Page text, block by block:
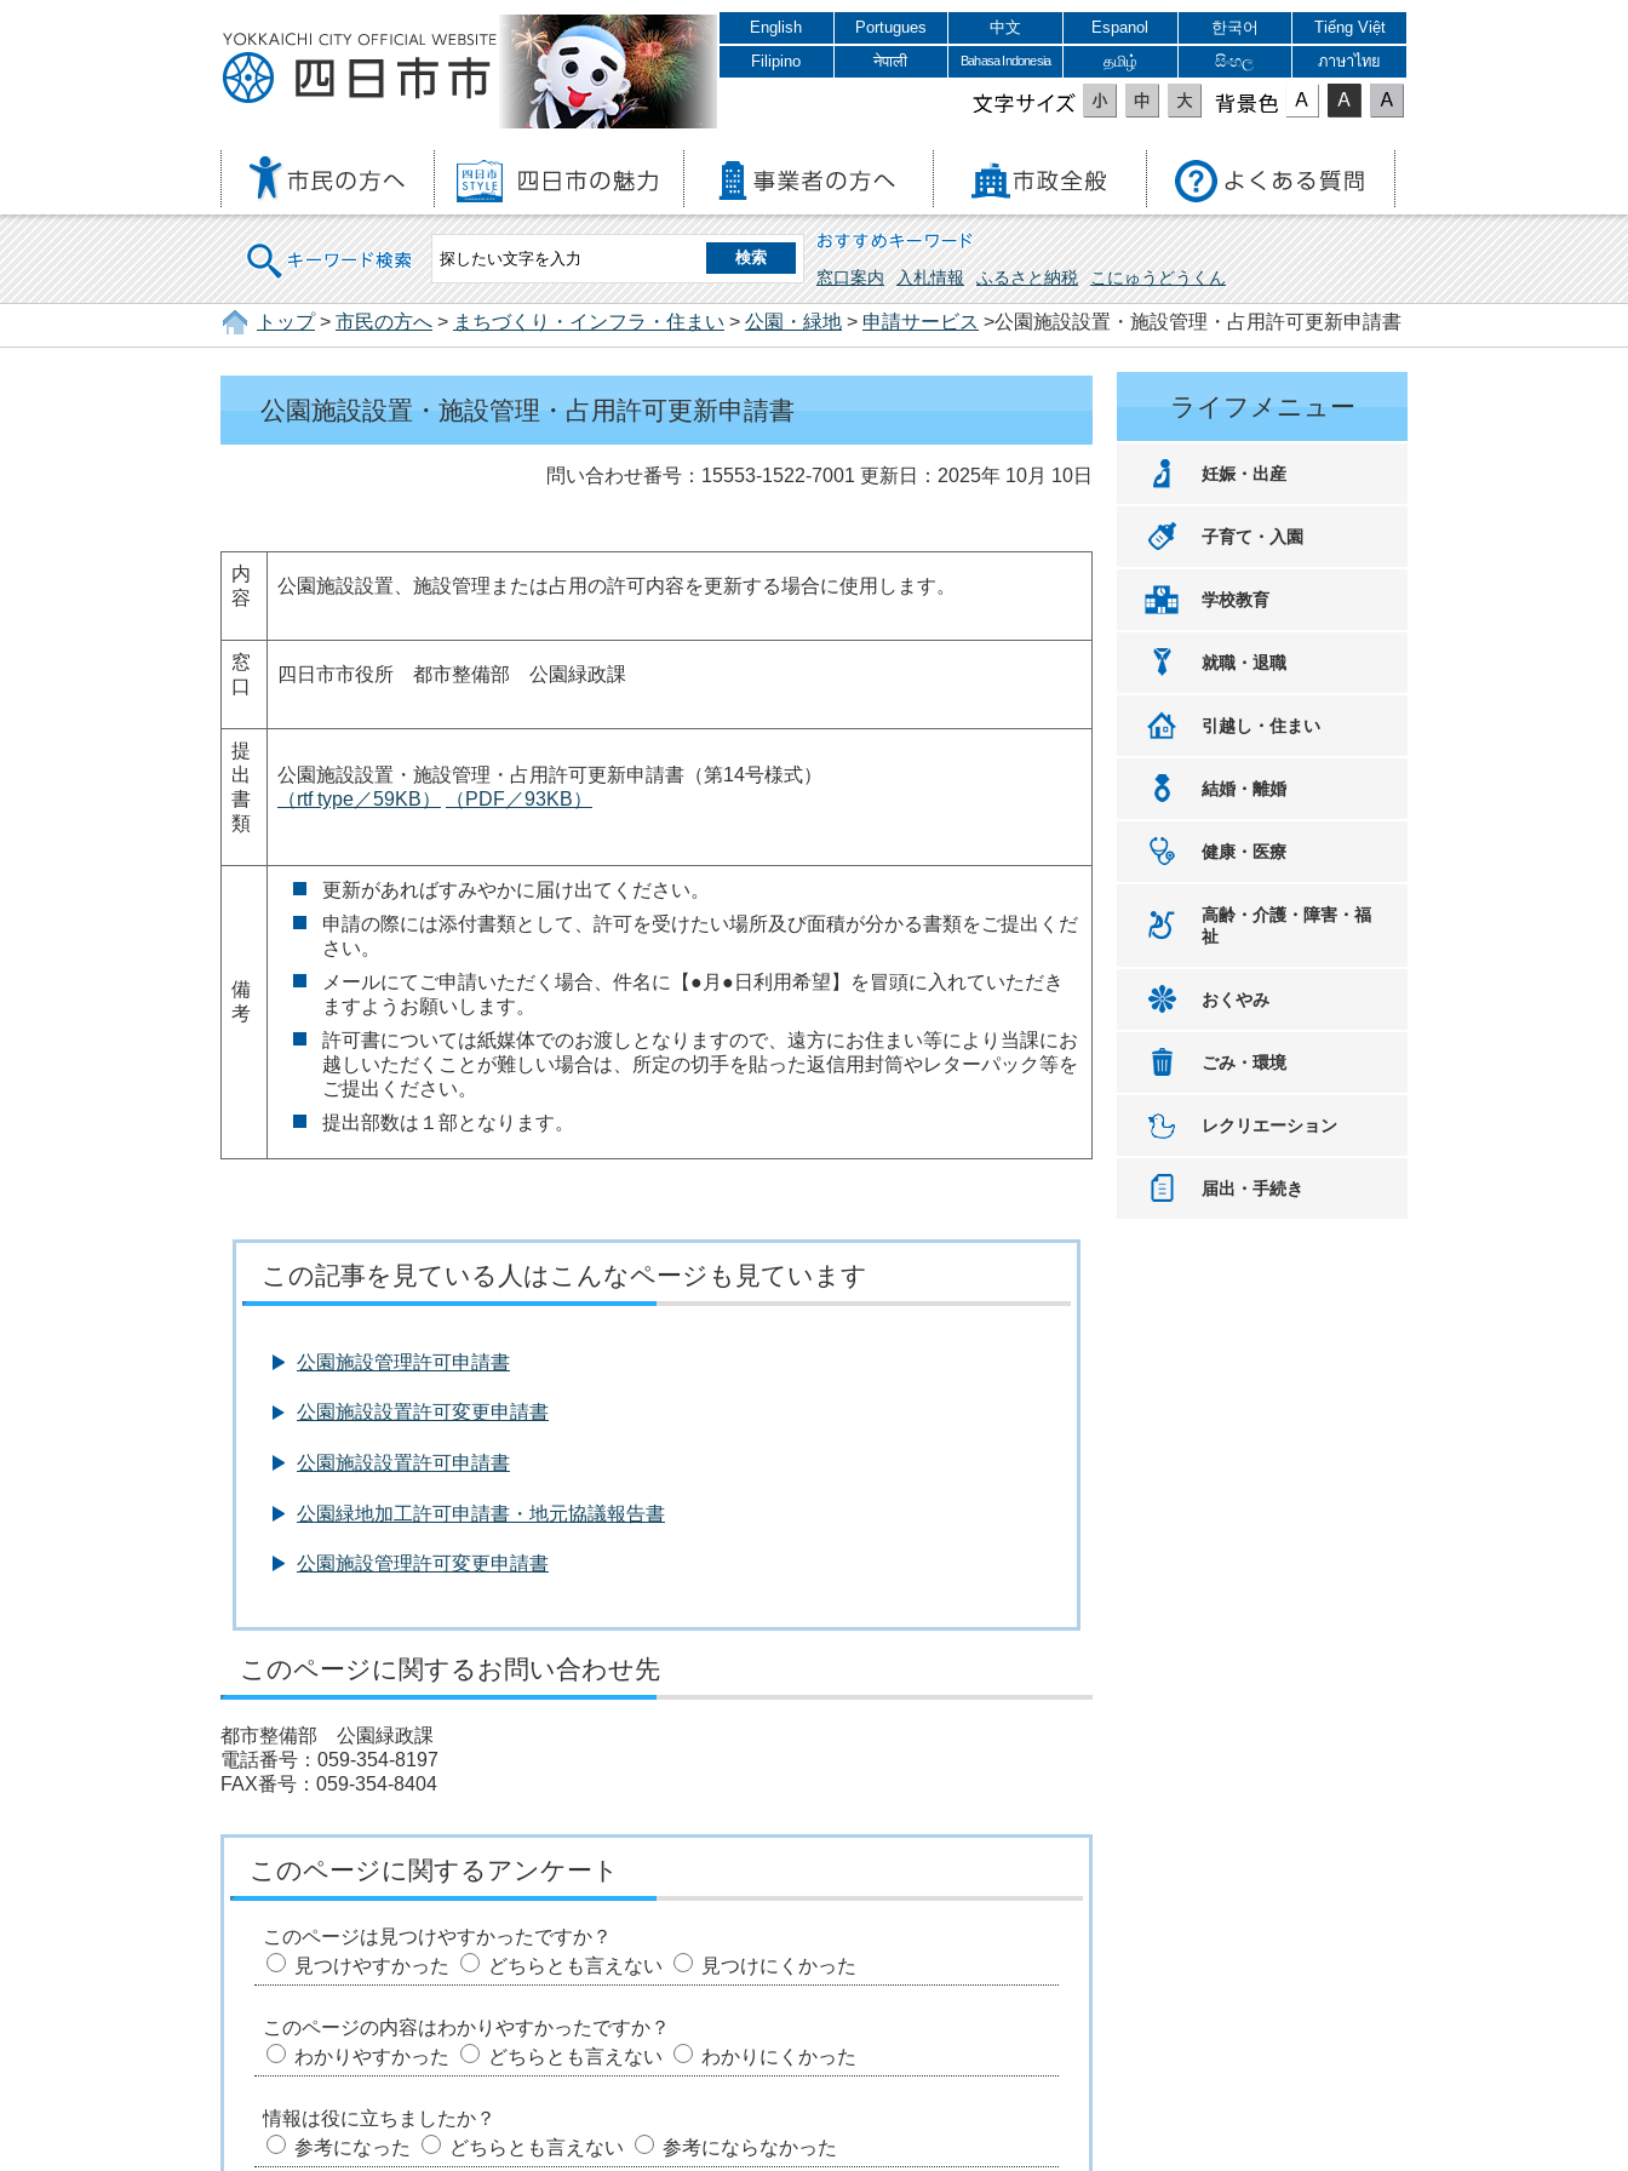
English Portugues 中文 Espanol 한국어
Tiếng Việt
Filipino
नेपाली Bahasa Indonesia தமிழ் සිංහල ภาษาไทย
文字サイズ 表示色
キーワード検索 おすすめキーワード
窓口案内 入札情報 ふるさと納税 こにゅうどうくん
トップ> 市民の方へ > まちづくり・インフラ・住まい > 公園・緑地 > 申請サービス >公園施設設置・施設管理・占用許可更新申請書
公園施設設置・施設管理・占用許可更新申請書
問い合わせ番号：15553-1522-7001 更新日：2025年 10月 10日
内
容
公園施設設置、施設管理または占用の許可内容を更新する場合に使用します。
窓
口
四日市市役所 都市整備部 公園緑政課
提
出
書
類
公園施設設置・施設管理・占用許可更新申請書（第14号様式）
（rtf type／59KB）
（PDF／93KB）
備
考
更新があればすみやかに届け出てください。
申請の際には添付書類として、許可を受けたい場所及び面積が分かる書類をご提出くだ
さい。
メールにてご申請いただく場合、件名に【●月●日利用希望】を冒頭に入れていただき
ますようお願いします。
許可書については紙媒体でのお渡しとなりますので、遠方にお住まい等により当課にお
越しいただくことが難しい場合は、所定の切手を貼った返信用封筒やレターパック等を
ご提出ください。
提出部数は１部となります。
この記事を見ている人はこんなページも見ています
公園施設管理許可申請書
公園施設設置許可変更申請書
公園施設設置許可申請書
公園緑地加工許可申請書・地元協議報告書
公園施設管理許可変更申請書
このページに関するお問い合わせ先
都市整備部 公園緑政課
電話番号：059-354-8197
FAX番号：059-354-8404
このページに関するアンケート
このページは見つけやすかったですか？
見つけやすかった
どちらとも言えない 見つけにくかった
このページの内容はわかりやすかったですか？
わかりやすかった
どちらとも言えない わかりにくかった
情報は役に立ちましたか？
参考になった
どちらとも言えない 参考にならなかった
ライフメニュー
妊娠・出産
子育て・入園
学校教育
就職・退職
引越し・住まい
結婚・離婚
健康・医療
高齢・介護・障害・福
祉
おくやみ
ごみ・環境
レクリエーション
届出・手続き